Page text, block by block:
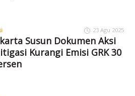
23 Agu 2025
Susun Dokumen Aksi
Kurangi Emisi GRK 30